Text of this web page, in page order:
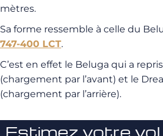
mètres.
Sa forme ressemble à celle du
747-400 LCT.
C’est en effet le Beluga qui a
(chargement par l’avant) et le
(chargement par l’arrière).
Estimez votre vol